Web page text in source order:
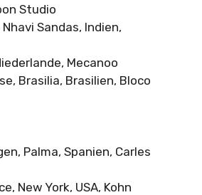
Studio
Sandas, Indien,
Mecanoo
Brasilia, Brasilien, Bloco
Palma, Spanien, Carles
New York, USA, Kohn